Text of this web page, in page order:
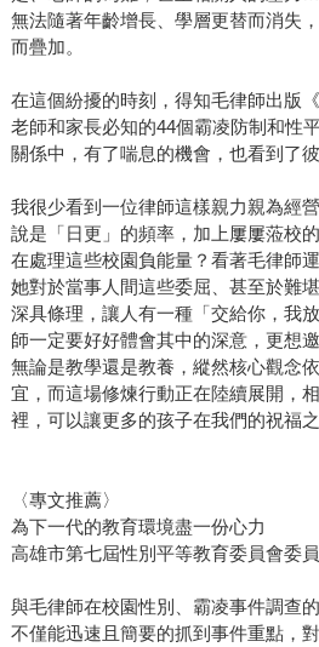
無法隨著年齡增長、學層更替而消失
而疊加。
在這個紛擾的時刻，得知毛律師出版
老師和家長必知的44個霸凌防制和性
關係中，有了喘息的機會，也看到了
我很少看到一位律師這樣親力親為經
說是「日更」的頻率，加上屢屢蒞校
在處理這些校園負能量？看著毛律師
她對於當事人間這些委屈、甚至於難
深具條理，讓人有一種「交給你，我
師一定要好好體會其中的深意，更想
無論是教學還是教養，縱然核心觀念
宜，而這場修煉行動正在陸續展開，
裡，可以讓更多的孩子在我們的祝福之
〈專文推薦〉
為下一代的教育環境盡一份心力
高雄市第七屆性別平等教育委員會委
與毛律師在校園性別、霸凌事件調查
不僅能迅速且簡要的抓到事件重點，